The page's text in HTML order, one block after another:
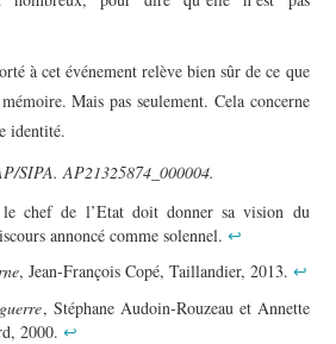
à cet événement relève bien sûr de ce que
Mais pas seulement. Cela concerne
identité.
SIPA.AP21325874_000004.
le chef de l’Etat doit donner sa vision du
annoncé comme solennel.↩
, Jean-François Copé, Taillandier, 2013.↩
, Stéphane Audoin-Rouzeau et Annette
2000.↩